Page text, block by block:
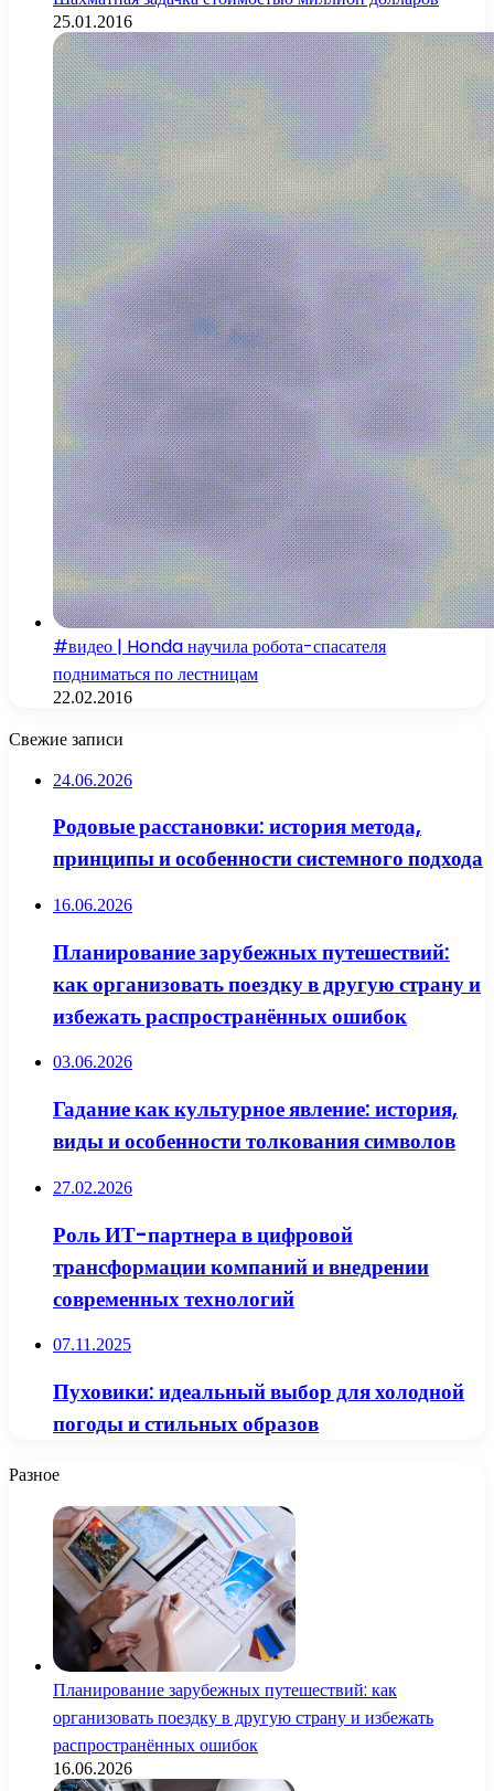
25.01.2016
#видео | Honda научила робота-спасателя
подниматься по лестницам
22.02.2016
Свежие записи
24.06.2026
Родовые расстановки: история метода,
принципы и особенности системного подхода
16.06.2026
Планирование зарубежных путешествий:
как организовать поездку в другую страну и
избежать распространённых ошибок
03.06.2026
Гадание как культурное явление: история,
виды и особенности толкования символов
27.02.2026
Роль ИТ-партнера в цифровой
трансформации компаний и внедрении
современных технологий
07.11.2025
Пуховики: идеальный выбор для холодной
погоды и стильных образов
Разное
Планирование зарубежных путешествий: как
организовать поездку в другую страну и избежать
распространённых ошибок
16.06.2026